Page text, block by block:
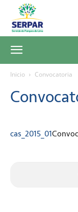
SERPAR
Servicio
de
Parques
Inicio Convocatoria
cas_2015_01